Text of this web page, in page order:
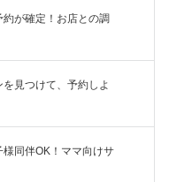
が確定！お店との調
見つけて、予約しよ
同伴OK！ママ向けサ